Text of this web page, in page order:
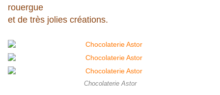
rouergue
et de très jolies créations.
Chocolaterie Astor